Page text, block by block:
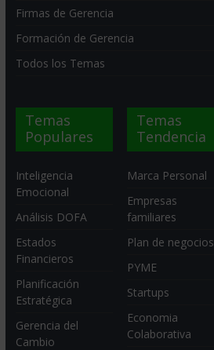
Firmas de Gerencia
Formación de Gerencia
Todos los Temas
Temas
Populares
Inteligencia
Emocional
Análisis DOFA
Estados
Financieros
Planificación
Estratégica
Gerencia del
Cambio
Temas
Tendencia
Marca Personal
Empresas
familiares
Plan de negocios
PYME
Startups
Economia
Colaborativa